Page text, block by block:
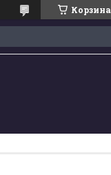
Корзина